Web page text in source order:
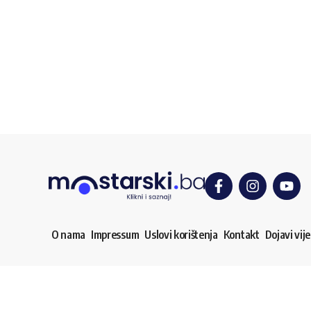
O nama Impressum Uslovi korištenja Kontakt Dojavi